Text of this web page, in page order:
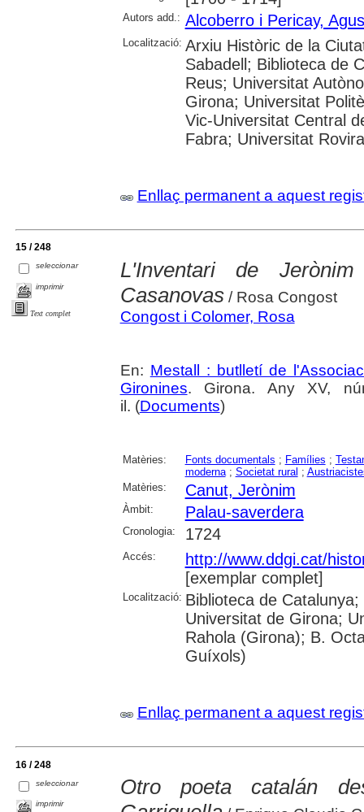
Autors add.: Alcoberro i Pericay,
Localització: Arxiu Històric de la
Sabadell; Biblioteca de
Reus; Universitat
Girona; Universitat
Vic-Universitat Central
Fabra; Universitat
Enllaç permanent a aquest
15 / 248
seleccionar
imprimir
Text complet
L'Inventari de
Casanovas/ Rosa Congost
Congost i Colomer, Rosa
En: Mestall : butlletí de
Gironines. Girona. Any XV,
il. (Documents)
Matèries: Fonts documentals ; Famílies ;
moderna; Societat rural ;
Matèries:
Canut, Jerònim
Àmbit: Palau-saverdera
Cronologia: 1724
Accés:
http://www.ddgi.cat/
[exemplar complet]
Localització: Biblioteca de
Universitat de Girona;
Rahola (Girona); B.
Guíxols)
Enllaç permanent a aquest
16 / 248
seleccionar
imprimir
Otro poeta catalán